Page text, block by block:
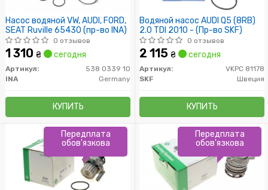
Насос водяной VW, AUDI, FORD,
SEAT Ruville 65430 (пр-во INA)
0 отзывов
1 310 ₴ сегодня
Артикул:
538 0339 10
INA
Germany
КУПИТЬ
Водяной насос AUDI Q5 (8RB)
2.0 TDI 2010 - (Пр-во SKF)
0 отзывов
2 115 ₴ сегодня
Артикул:
VKPC 81178
SKF
Швеция
КУПИТЬ
Передплата
обов'язкова
Передплата
обов'язкова